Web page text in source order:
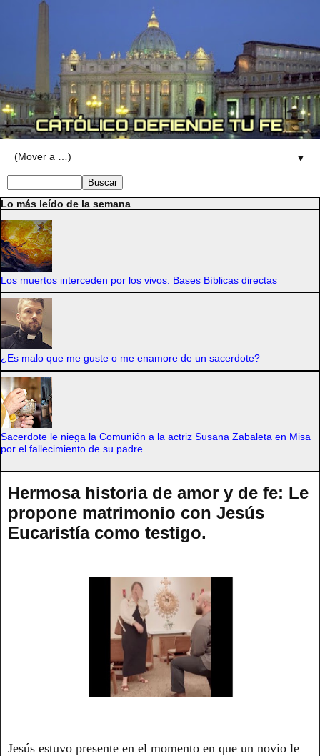
▼
Lo más leído de la semana
Los muertos interceden por los vivos. Bases Bíblicas directas
¿Es malo que me guste o me enamore de un sacerdote?
Sacerdote le niega la Comunión a la actriz Susana Zabaleta en Misa
por el fallecimiento de su padre.
Hermosa historia de amor y de fe: Le
propone matrimonio con Jesús
Eucaristía como testigo.
Jesús estuvo presente en el momento en que un novio le